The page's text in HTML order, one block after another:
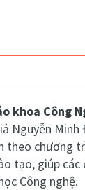
khoa Công
Nguyễn
theo chương
tạo, giúp các
Công nghệ.